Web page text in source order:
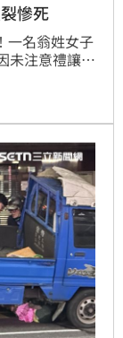
慘死
一名翁姓女子
未注意禮讓行
，竟未依規
部，造成陳男
過失致死罪判